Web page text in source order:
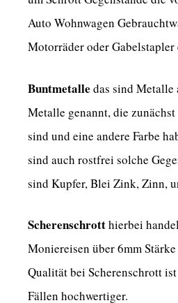
Auto Wohnwagen
Motorräder oder Gabelstapler
Buntmetalle das sind Metalle
Metalle genannt, die
sind und eine andere Farbe
sind auch rostfrei solche
sind Kupfer, Blei Zink, Zinn,
Scherenschrotthierbei
Moniereisen über 6mm
Qualität bei Scherenschrott
Fällen hochwertiger.